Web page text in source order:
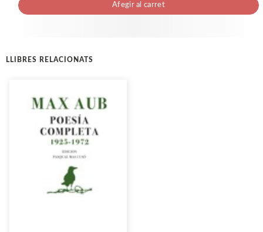
Afegir al carret
LLIBRES RELACIONATS